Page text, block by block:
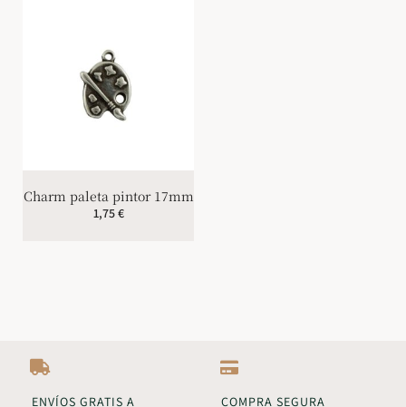
Charm paleta pintor 17mm
1,75€
ENVÍOS GRATIS A COMPRA SEGURA